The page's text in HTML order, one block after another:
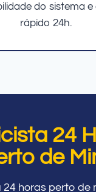
do sistema
rápido 24h.
24
de
24 horas perto de